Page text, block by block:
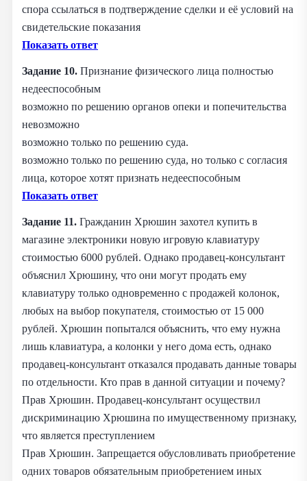
спора ссылаться в подтверждение сделки и её условий на
свидетельские показания
Показать ответ
Задание 10. Признание физического лица полностью
недееспособным
возможно по решению органов опеки и попечительства
невозможно
возможно только по решению суда.
возможно только по решению суда, но только с согласия
лица, которое хотят признать недееспособным
Показать ответ
Задание 11. Гражданин Хрюшин захотел купить в
магазине электроники новую игровую клавиатуру
стоимостью 6000 рублей. Однако продавец-консультант
объяснил Хрюшину, что они могут продать ему
клавиатуру только одновременно с продажей колонок,
любых на выбор покупателя, стоимостью от 15 000
рублей. Хрюшин попытался объяснить, что ему нужна
лишь клавиатура, а колонки у него дома есть, однако
продавец-консультант отказался продавать данные товары
по отдельности. Кто прав в данной ситуации и почему?
Прав Хрюшин. Продавец-консультант осуществил
дискриминацию Хрюшина по имущественному признаку,
что является преступлением
Прав Хрюшин. Запрещается обусловливать приобретение
одних товаров обязательным приобретением иных